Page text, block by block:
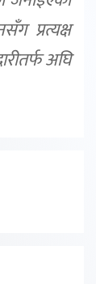
प्रत्यक्ष
अघि